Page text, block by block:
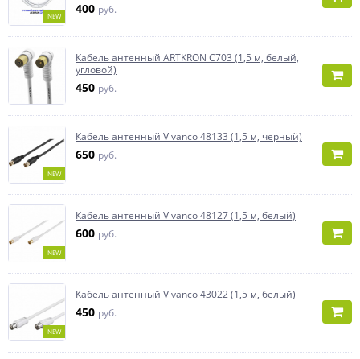
NEW 400 руб.
Кабель антенный ARTKRON C703 (1,5 м, белый,
угловой)
450 руб.
NEW
Кабель антенный Vivanco 48133 (1,5 м, чёрный)
650 руб.
NEW
Кабель антенный Vivanco 48127 (1,5 м, белый)
600 руб.
NEW
Кабель антенный Vivanco 43022 (1,5 м, белый)
450 руб.